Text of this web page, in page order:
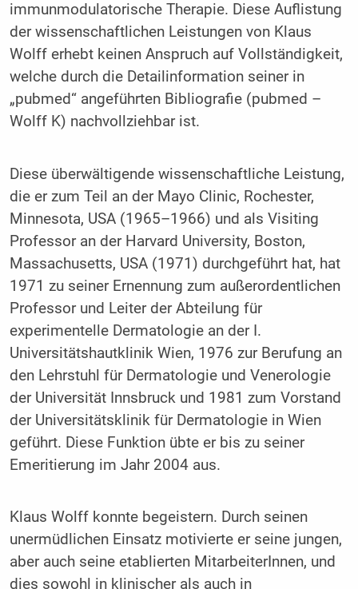
immunmodulatorische Therapie. Diese Auflistung
der wissenschaftlichen Leistungen von Klaus
Wolff erhebt keinen Anspruch auf Vollständigkeit,
welche durch die Detailinformation seiner in
„pubmed“ angeführten Bibliografie (pubmed –
Wolff K) nachvollziehbar ist.
Diese überwältigende wissenschaftliche Leistung,
die er zum Teil an der Mayo Clinic, Rochester,
Minnesota, USA (1965–1966) und als Visiting
Professor an der Harvard University, Boston,
Massachusetts, USA (1971) durchgeführt hat, hat
1971 zu seiner Ernennung zum außerordentlichen
Professor und Leiter der Abteilung für
experimentelle Dermatologie an der I.
Universitätshautklinik Wien, 1976 zur Berufung an
den Lehrstuhl für Dermatologie und Venerologie
der Universität Innsbruck und 1981 zum Vorstand
der Universitätsklinik für Dermatologie in Wien
geführt. Diese Funktion übte er bis zu seiner
Emeritierung im Jahr 2004 aus.
Klaus Wolff konnte begeistern. Durch seinen
unermüdlichen Einsatz motivierte er seine jungen,
aber auch seine etablierten MitarbeiterInnen, und
dies sowohl in klinischer als auch in